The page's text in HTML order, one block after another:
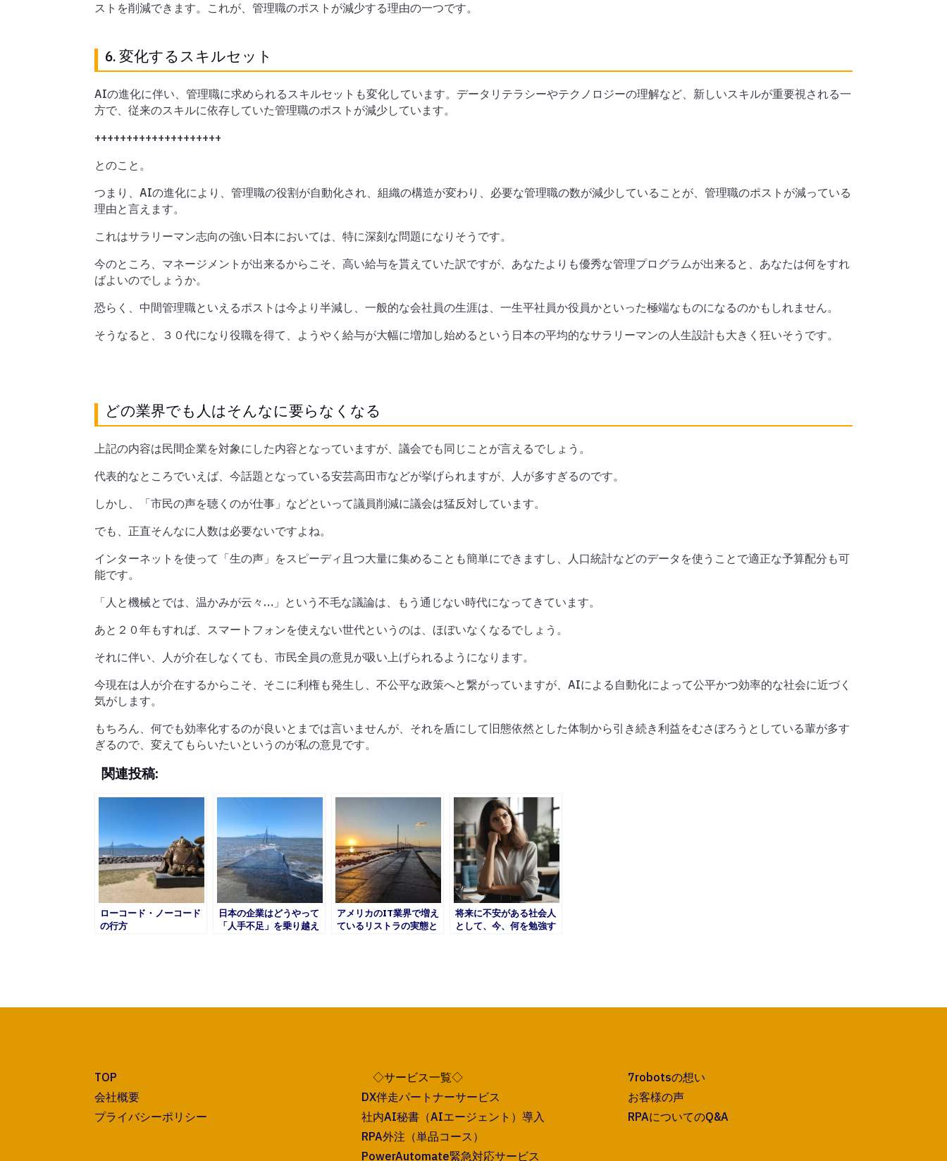
ストを削減できます。これが、管理職のポストが減少する理由の一つです。
6. 変化するスキルセット
AIの進化に伴い、管理職に求められるスキルセットも変化しています。データリテラシーやテクノロジーの理解など、新しいスキルが重要視される一
方で、従来のスキルに依存していた管理職のポストが減少しています。
++++++++++++++++++++
とのこと。
つまり、AIの進化により、管理職の役割が自動化され、組織の構造が変わり、必要な管理職の数が減少していることが、管理職のポストが減っている
理由と言えます。
これはサラリーマン志向の強い日本においては、特に深刻な問題になりそうです。
今のところ、マネージメントが出来るからこそ、高い給与を貰えていた訳ですが、あなたよりも優秀な管理プログラムが出来ると、あなたは何をすれ
ばよいのでしょうか。
恐らく、中間管理職といえるポストは今より半減し、一般的な会社員の生涯は、一生平社員か役員かといった極端なものになるのかもしれません。
そうなると、３０代になり役職を得て、ようやく給与が大幅に増加し始めるという日本の平均的なサラリーマンの人生設計も大きく狂いそうです。
どの業界でも人はそんなに要らなくなる
上記の内容は民間企業を対象にした内容となっていますが、議会でも同じことが言えるでしょう。
代表的なところでいえば、今話題となっている安芸高田市などが挙げられますが、人が多すぎるのです。
しかし、「市民の声を聴くのが仕事」などといって議員削減に議会は猛反対しています。
でも、正直そんなに人数は必要ないですよね。
インターネットを使って「生の声」をスピーディ且つ大量に集めることも簡単にできますし、人口統計などのデータを使うことで適正な予算配分も可
能です。
「人と機械とでは、温かみが云々…」という不毛な議論は、もう通じない時代になってきています。
あと２０年もすれば、スマートフォンを使えない世代というのは、ほぼいなくなるでしょう。
それに伴い、人が介在しなくても、市民全員の意見が吸い上げられるようになります。
今現在は人が介在するからこそ、そこに利権も発生し、不公平な政策へと繋がっていますが、AIによる自動化によって公平かつ効率的な社会に近づく
気がします。
もちろん、何でも効率化するのが良いとまでは言いませんが、それを盾にして旧態依然とした体制から引き続き利益をむさぼろうとしている輩が多す
ぎるので、変えてもらいたいというのが私の意見です。
関連投稿:
ローコード・ノーコード
の行方
日本の企業はどうやって
「人手不足」を乗り越え
アメリカのIT業界で増え
ているリストラの実態と
将来に不安がある社会人
として、今、何を勉強す
TOP
会社概要
プライバシーポリシー
◇サービス一覧◇
DX伴走パートナーサービス
社内AI秘書（AIエージェント）導入
RPA外注（単品コース）
PowerAutomate緊急対応サービス
7robotsの想い
お客様の声
RPAについてのQ&A